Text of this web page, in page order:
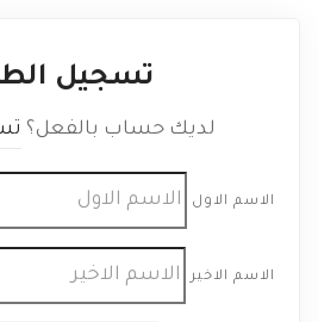
تسجيل
لديك حساب بالفعل؟
الاسم الاول
الاسم الاخير